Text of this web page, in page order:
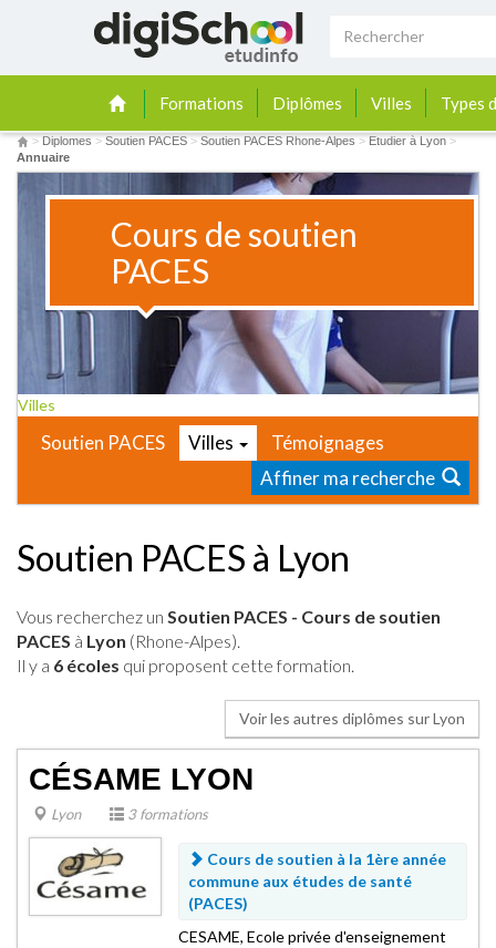
Formations Diplômes Villes Types
> Diplomes > Soutien PACES > Soutien PACES Rhone-Alpes > Etudier à Lyon >
Annuaire
Cours de soutien
PACES
Villes
Soutien PACES Villes
Témoignages
Affiner ma recherche
Soutien PACES à Lyon
Vous recherchez un Soutien PACES - Cours de soutien
PACES à Lyon (Rhone-Alpes).
Il y a 6 écoles qui proposent cette formation.
Voir les autres diplômes sur Lyon
CÉSAME LYON
Lyon 3 formations
Cours de soutien à la 1ère année
commune aux études de santé
(PACES)
CESAME, Ecole privée d'enseignement